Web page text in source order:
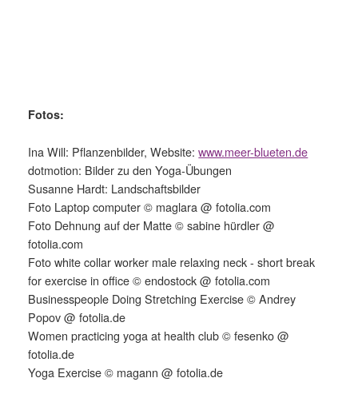
Fotos:
Ina Will: Pflanzenbilder, Website:www.meer-blueten.de
dotmotion: Bilder zu den Yoga-Übungen
Susanne Hardt: Landschaftsbilder
Foto Laptop computer © maglara @ fotolia.com
Foto Dehnung auf der Matte © sabine hürdler @
fotolia.com
Foto white collar worker male relaxing neck - short break
for exercise in office © endostock @ fotolia.com
Businesspeople Doing Stretching Exercise © Andrey
Popov @ fotolia.de
Women practicing yoga at health club © fesenko @
fotolia.de
Yoga Exercise © magann @ fotolia.de